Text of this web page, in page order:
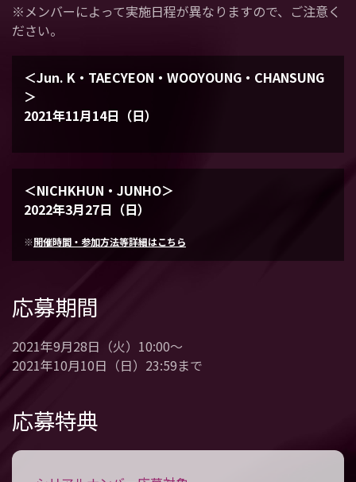
※メンバーによって実施日程が異なりますので、ご注意く
ださい。
＜Jun. K・TAECYEON・WOOYOUNG・CHANSUNG
＞
2021年11月14日（日）
＜NICHKHUN・JUNHO＞
2022年3月27日（日）
※開催時間・参加方法等詳細はこちら
応募期間
2021年9月28日（火）10:00～
2021年10月10日（日）23:59まで
応募特典